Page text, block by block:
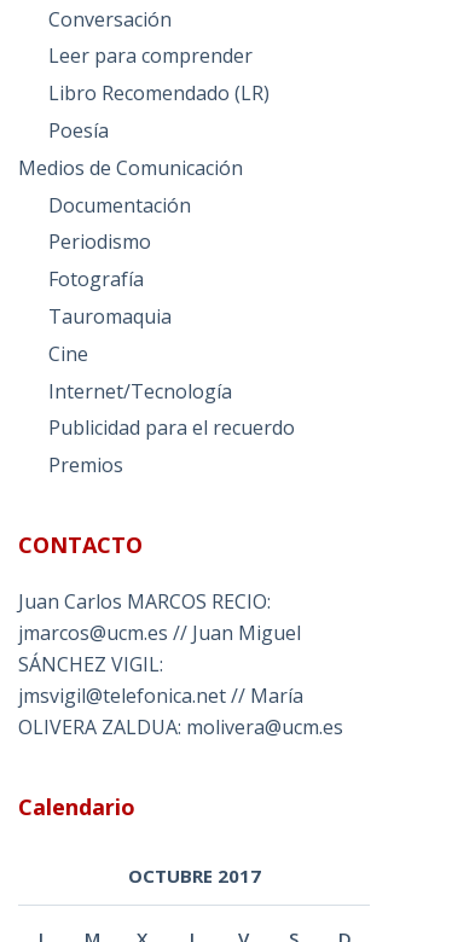
Conversación
Leer para comprender
Libro Recomendado (LR)
Poesía
Medios de Comunicación
Documentación
Periodismo
Fotografía
Tauromaquia
Cine
Internet/Tecnología
Publicidad para el recuerdo
Premios
CONTACTO
Juan Carlos MARCOS RECIO:
jmarcos@ucm.es // Juan Miguel
SÁNCHEZ VIGIL:
jmsvigil@telefonica.net // María
OLIVERA ZALDUA: molivera@ucm.es
Calendario
OCTUBRE 2017